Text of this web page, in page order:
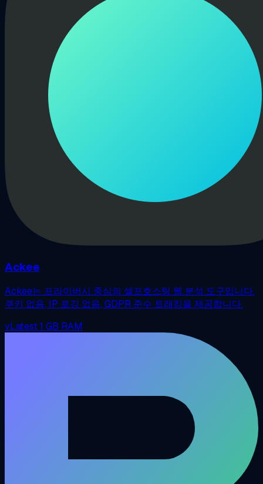
Ackee
Ackee는 프라이버시 중심의 셀프호스팅 웹 분석 도구입니다.
쿠키 없음, IP 로깅 없음, GDPR 준수 트래킹을 제공합니다.
vLatest1 GB RAM